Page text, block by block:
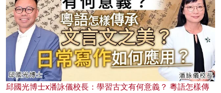
邱國光博士x潘詠儀校長：學習古文有何意義？ 粵語怎樣傳